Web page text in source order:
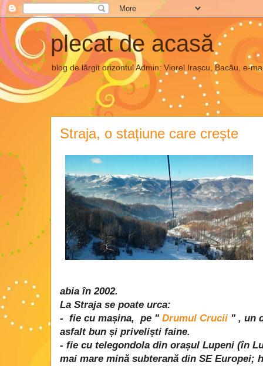
plecat de acasă
blog de lărgit orizontul Admin: Viorel Irașcu, Bacău, e-
Straja, o stațiune care crește
abia în 2002.
La Straja se poate urca: ​
- fie cu mașina, pe " Drumul Crucii " , un
asfalt bun și priveliști faine.
- fie cu telegondola din orașul Lupeni (în
mai mare mină subterană din SE Europei;